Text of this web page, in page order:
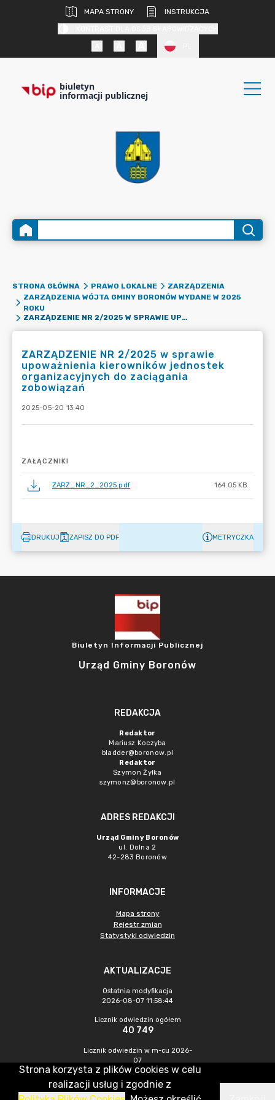
MAPA STRONY
INSTRUKCJA
biuletyn
informacji publicznej
STRONA GŁÓWNA PRAWO LOKALNE
ZARZĄDZENIA
ZARZĄDZENIA WÓJTA GMINY BORONÓW WYDANE W 2025
ROKU
ZARZĄDZENIE NR 2/2025 W SPRAWIE UPOWAŻNIENIA KIEROWNIKÓW JEDNOSTEK ORGANIZACYJNYCH DO ZACIĄGANIA ZOBOWIĄZAŃ
ZARZĄDZENIE NR 2/2025 w sprawie
upoważnienia kierowników jednostek
organizacyjnych do zaciągania
zobowiązań
2025-05-20 13:40
ZAŁĄCZNIKI
ZARZ_NR_2_2025.pdf 164.05 KB
DRUKUJ ZAPISZ DO PDF METRYCZKA
Biuletyn Informacji Publicznej
Urząd Gminy Boronów
REDAKCJA
Redaktor
Mariusz Koczyba
bladder@boronow.pl
Redaktor
Szymon Żyłka
szymonz@boronow.pl
ADRES REDAKCJI
Urząd Gminy Boronów
ul. Dolna 2
42-283 Boronów
INFORMACJE
Mapa strony
Rejestr zmian
Statystyki odwiedzin
AKTUALIZACJE
Ostatnia modyfikacja
2026-08-07 11:58:44
Licznik odwiedzin ogółem
40 749
Licznik odwiedzin w m-cu 2026-
07
386
CMS & Hosting: Nefeni Sp. z o.o.
Strona korzysta z plików cookies w celu
realizacji usług i zgodnie z